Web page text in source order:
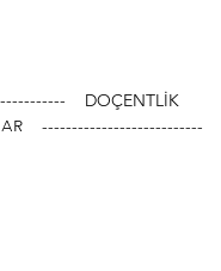
DOÇENTLİK
---------------------------